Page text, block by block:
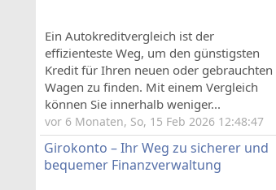
Ein Autokreditvergleich ist der
effizienteste Weg, um den günstigsten
Kredit für Ihren neuen oder gebrauchten
Wagen zu finden. Mit einem Vergleich
können Sie innerhalb weniger...
vor 6 Monaten, So, 15 Feb 2026 12:48:47
Girokonto – Ihr Weg zu sicherer und
bequemer Finanzverwaltung